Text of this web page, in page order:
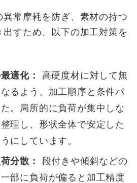
常摩耗を防ぎ、素材の持つ
すため、以下の加工対策を
適化：
高硬度材に対して無
るよう、加工順序と条件パ
。局所的に負荷が集中しな
理し、形状全体で安定した
にしています。
分散：
段付きや傾斜などの
部に負荷が偏ると加工精度